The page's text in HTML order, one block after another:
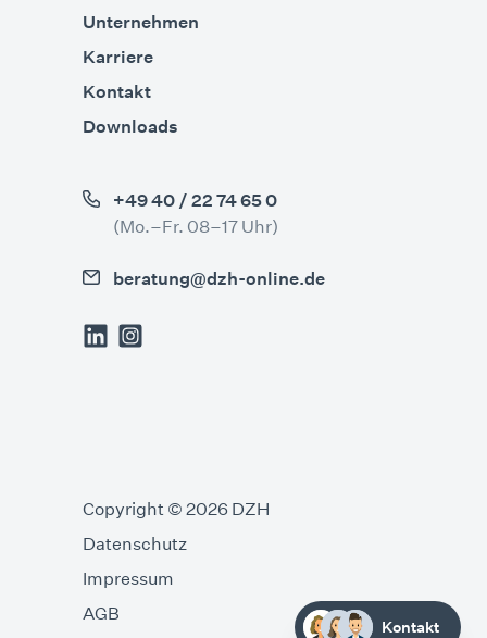
Kontakt
Unternehmen
Karriere
Kontakt
Downloads
+49 40 / 22 74 65 0
(Mo.–Fr. 08–17 Uhr)
beratung@dzh-online.de
Copyright © 2026 DZH
Datenschutz
Impressum
AGB